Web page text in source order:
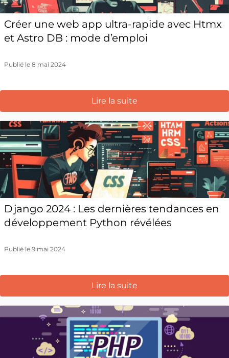
Créer une web app ultra-rapide avec Htmx
et Astro DB : mode d’emploi
Publié le 8 mai 2024
Lire la suite
Django 2024 : Les dernières tendances en
développement Python révélées
Publié le 9 mai 2024
Lire la suite